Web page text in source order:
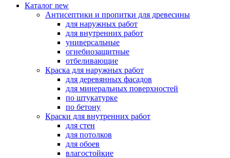
Каталог new
Антисептики и пропитки для древесины
для наружных работ
для внутренних работ
универсальные
огнебиозащитные
отбеливающие
Краска для наружных работ
для деревянных фасадов
для минеральных поверхностей
по штукатурке
по бетону
Краски для внутренних работ
для стен
для потолков
для обоев
влагостойкие